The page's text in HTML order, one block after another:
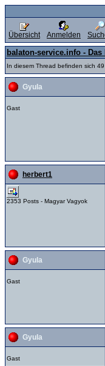
Übersicht Anmelden
balaton-service.info -
In diesem Thread befinden sich
Gyula
Gast
herbert1
2353 Posts - Magyar Vagyok
Gyula
Gast
Gyula
Gast